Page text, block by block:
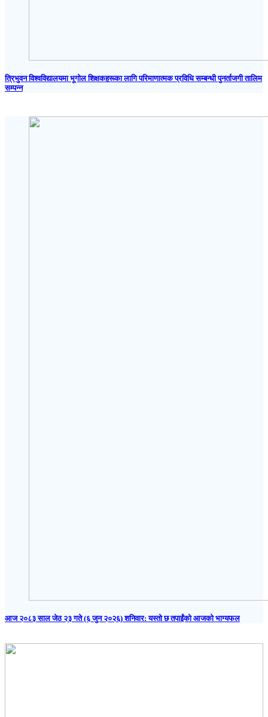
त्रिभुवन विश्वविद्यालयमा भूगोल शिक्षकहरूका लागि परिमाणात्मक प्रविधि सम्बन्धी पुनर्ताजगी तालिम
सम्पन्न
आज २०८३ साल जेठ २३ गते (६ जुन २०२६) शनिवार: यस्तो छ तपाईंको आजको भाग्यफल